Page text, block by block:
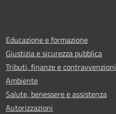
Educazione e formazione
Giustizia e sicurezza pubblica
Tributi, finanze e contravvenzioni
Ambiente
Salute, benessere e assistenza
Autorizzazioni